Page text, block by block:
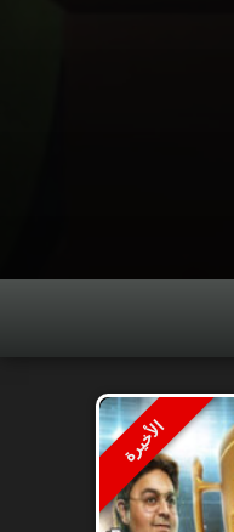
الأخيرة